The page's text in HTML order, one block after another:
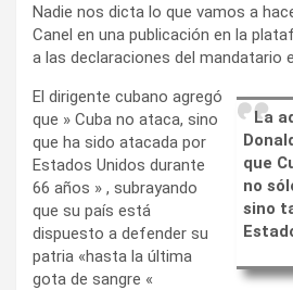
Nadie nos dicta lo que vamos a
Canel en una publicación en la
a las declaraciones del mandatario
La
que
no
sino
El dirigente cubano agregó
que » Cuba no ataca, sino
que ha sido atacada por
Estados Unidos durante
66 años » , subrayando
que su país está
dispuesto a defender su
patria «hasta la última
gota de sangre «